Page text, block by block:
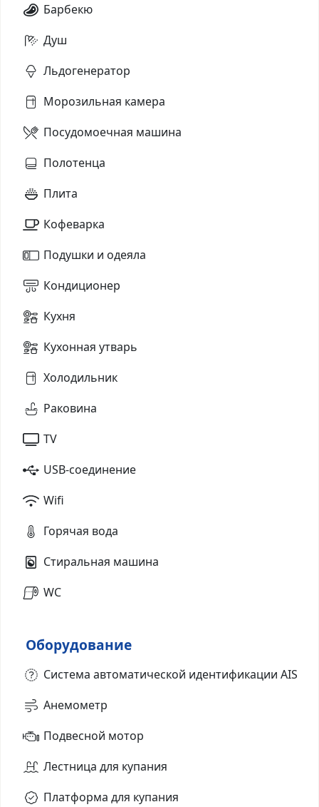
Барбекю
Душ
Льдогенератор
Морозильная камера
Посудомоечная машина
Полотенца
Плита
Кофеварка
Подушки и одеяла
Кондиционер
Кухня
Кухонная утварь
Холодильник
Раковина
TV
USB-соединение
Wifi
Горячая вода
Стиральная машина
WC
Оборудование
Система автоматической идентификации AIS
Анемометр
Подвесной мотор
Лестница для купания
Платформа для купания